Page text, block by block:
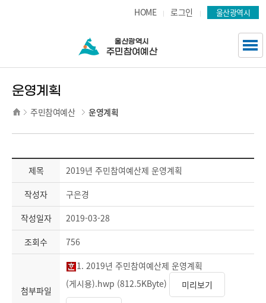
HOME 로그인 울산광역시
운영계획
주민참여예산 운영계획
제목
2019년 주민참여예산제 운영계획
작성자
구은경
작성일자
2019-03-28
조회수
756
첨부파일
1. 2019년 주민참여예산제 운영계획
(게시용).hwp (812.5KByte)
미리보기